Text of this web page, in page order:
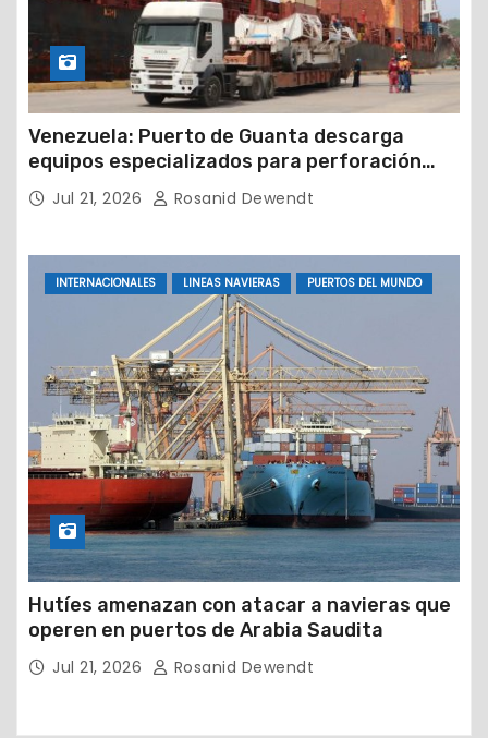
Venezuela: Puerto de Guanta descarga
equipos especializados para perforación
petrolera
Jul 21, 2026 Rosanid Dewendt
INTERNACIONALES LINEAS NAVIERAS PUERTOS DEL MUNDO
Hutíes amenazan con atacar a navieras que
operen en puertos de Arabia Saudita
Jul 21, 2026 Rosanid Dewendt